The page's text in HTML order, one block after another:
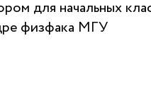
для начальных
физфака МГУ